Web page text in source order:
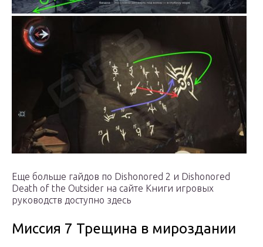
Еще больше гайдов по Dishonored 2 и Dishonored
Death of the Outsider на сайте Книги игровых
руководств доступно здесь
Миссия 7 Трещина в мироздании